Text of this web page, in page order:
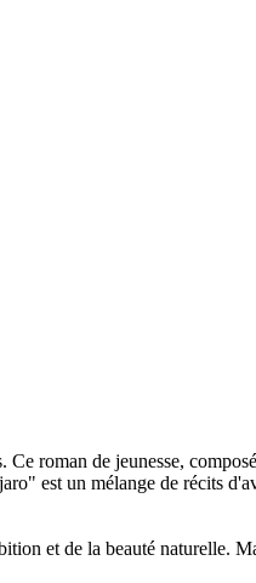
roman de jeunesse,
est un mélange de récits
et de la beauté naturelle.